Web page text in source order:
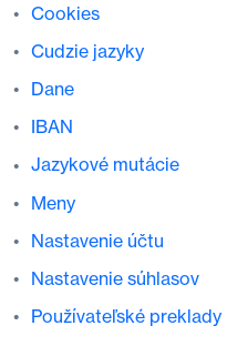
Cookies
Cudzie jazyky
Dane
IBAN
Jazykové mutácie
Meny
Nastavenie účtu
Nastavenie súhlasov
Používateľské preklady